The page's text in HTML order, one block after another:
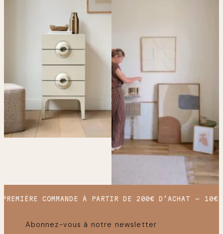
COMMANDE À PARTIR DE 200€ D’ACHAT 10€
Abonnez-vous à notre newsletter